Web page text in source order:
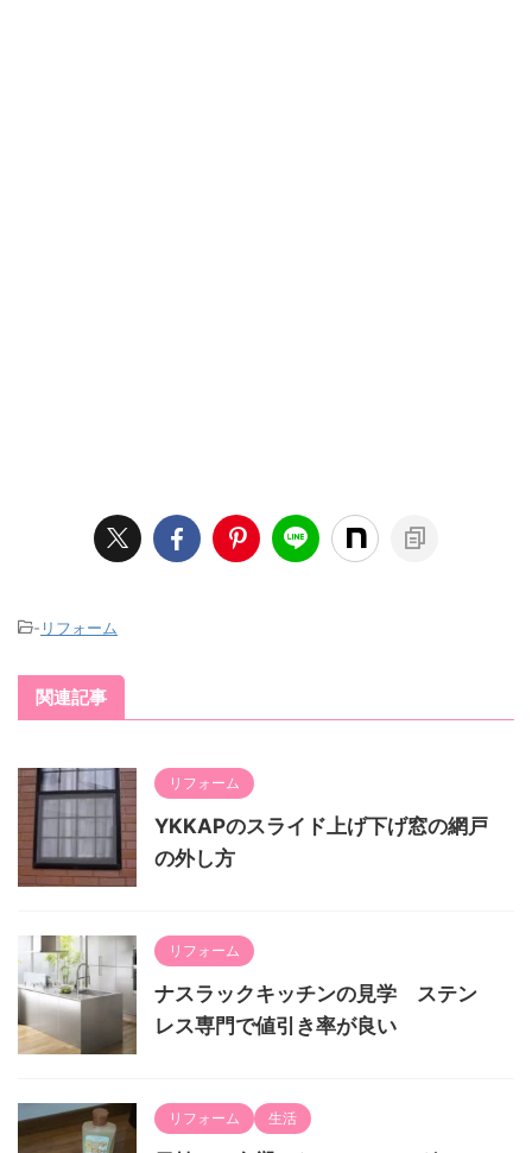
- リフォーム
関連記事
リフォーム
YKKAPのスライド上げ下げ窓の網戸
の外し方
リフォーム
ナスラックキッチンの見学 ステン
レス専門で値引き率が良い
リフォーム 生活